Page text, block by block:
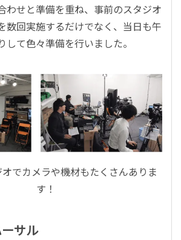
わせと準備を重ね、事前のスタジオ
数回実施するだけでなく、当日も午
して色々準備を行いました。
でカメラや機材もたくさんありま
す！
サル